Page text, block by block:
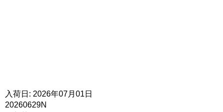
入荷日: 2026年07月01日
20260629N